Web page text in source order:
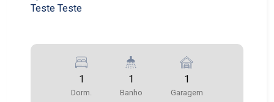
Teste Teste
1
Dorm.
1
Banho
1
Garagem